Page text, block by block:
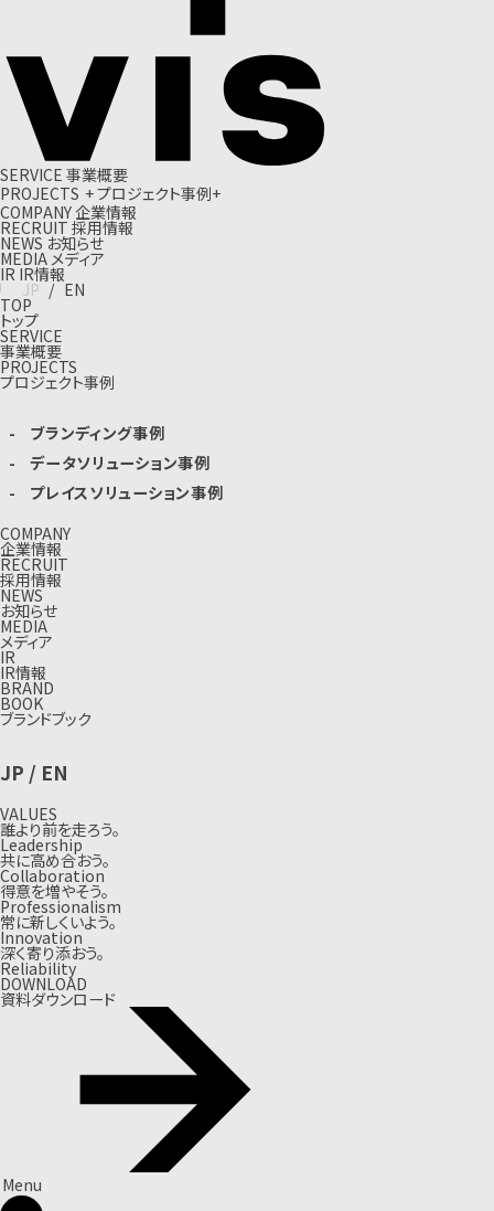
SERVICE 事業概要
PROJECTS +プロジェクト事例+
COMPANY企業情報
RECRUIT 採用情報
NEWS お知らせ
MEDIA メディア
IR IR情報
JP / EN
TOP
トップ
SERVICE
事業概要
PROJECTS
プロジェクト事例
ブランディング事例
データソリューション事例
プレイスソリューション事例
COMPANY
企業情報
RECRUIT
採用情報
NEWS
お知らせ
MEDIA
メディア
IR
IR情報
BRAND
BOOK
ブランドブック
JP / EN
VALUES
誰より前を走ろう。
Leadership
共に高め合おう。
Collaboration
得意を増やそう。
Professionalism
常に新しくいよう。
Innovation
深く寄り添おう。
Reliability
DOWNLOAD
資料ダウンロード
Menu